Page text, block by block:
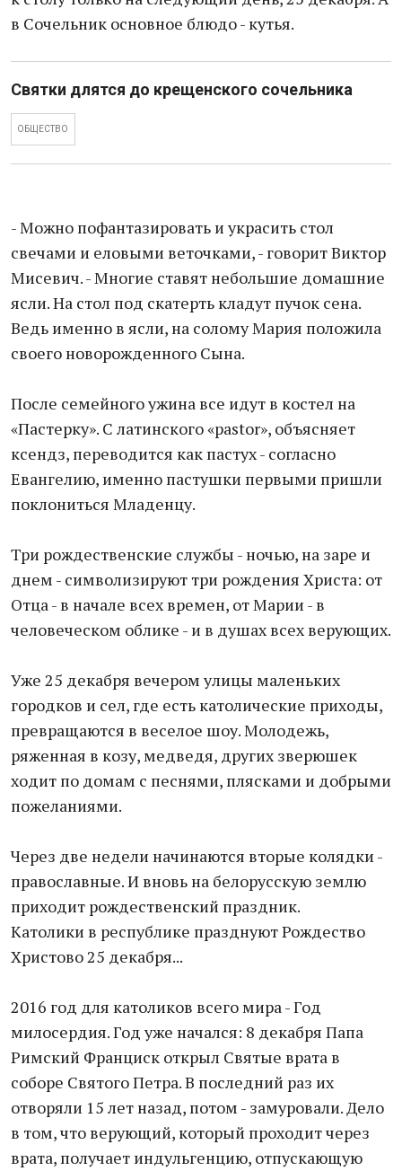
в Сочельник основное блюдо - кутья.
Святки длятся до крещенского сочельника
ОБЩЕСТВО
- Можно пофантазировать и украсить стол
свечами и еловыми веточками, - говорит Виктор
Мисевич. - Многие ставят небольшие домашние
ясли. На стол под скатерть кладут пучок сена.
Ведь именно в ясли, на солому Мария положила
своего новорожденного Сына.
После семейного ужина все идут в костел на
«Пастерку». С латинского «pastor», объясняет
ксендз, переводится как пастух - согласно
Евангелию, именно пастушки первыми пришли
поклониться Младенцу.
Три рождественские службы - ночью, на заре и
днем - символизируют три рождения Христа: от
Отца - в начале всех времен, от Марии - в
человеческом облике - и в душах всех верующих.
Уже 25 декабря вечером улицы маленьких
городков и сел, где есть католические приходы,
превращаются в веселое шоу. Молодежь,
ряженная в козу, медведя, других зверюшек
ходит по домам с песнями, плясками и добрыми
пожеланиями.
Через две недели начинаются вторые колядки -
православные. И вновь на белорусскую землю
приходит рождественский праздник.
Католики в республике празднуют Рождество
Христово 25 декабря...
2016 год для католиков всего мира - Год
милосердия. Год уже начался: 8 декабря Папа
Римский Франциск открыл Святые врата в
соборе Святого Петра. В последний раз их
отворяли 15 лет назад, потом - замуровали. Дело
в том, что верующий, который проходит через
врата, получает индульгенцию, отпускающую